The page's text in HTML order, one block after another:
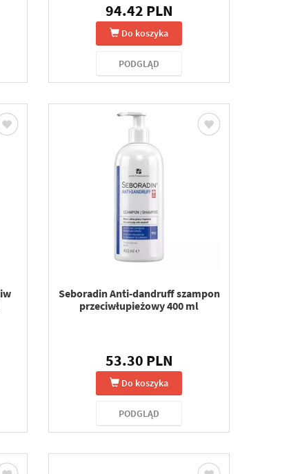
94.42 PLN
Do koszyka
PODGLĄD
Seboradin Anti-dandruff szampon
przeciwłupieżowy 400 ml
53.30 PLN
Do koszyka
PODGLĄD